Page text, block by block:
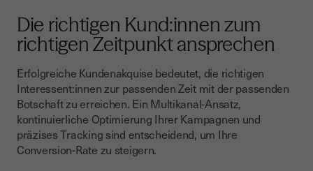
Die richtigen Kund:innen zum
richtigen Zeitpunkt ansprechen
Erfolgreiche Kundenakquise bedeutet, die richtigen
Interessent:innen zur passenden Zeit mit der passenden
Botschaft zu erreichen. Ein Multikanal-Ansatz,
kontinuierliche Optimierung Ihrer Kampagnen und
präzises Tracking sind entscheidend, um Ihre
Conversion-Rate zu steigern.